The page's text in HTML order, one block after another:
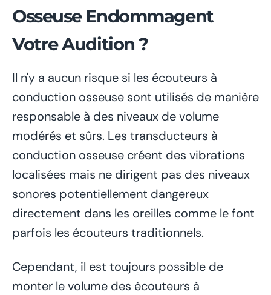
Osseuse Endommagent
Votre Audition ?
Il n'y a aucun risque si les écouteurs à
conduction osseuse sont utilisés de manière
responsable à des niveaux de volume
modérés et sûrs. Les transducteurs à
conduction osseuse créent des vibrations
localisées mais ne dirigent pas des niveaux
sonores potentiellement dangereux
directement dans les oreilles comme le font
parfois les écouteurs traditionnels.
Cependant, il est toujours possible de
monter le volume des écouteurs à